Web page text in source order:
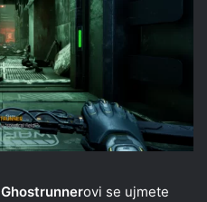
Ghostrunnerovi se ujmete